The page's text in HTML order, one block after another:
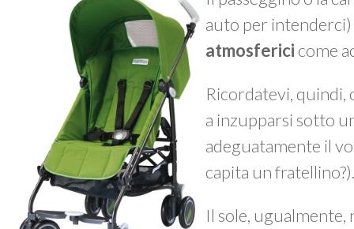
auto per
atmosferici come
Ricordatevi, quindi,
a inzupparsi sotto
adeguatamente il
capita un fratellino?).
Il sole, ugualmente,